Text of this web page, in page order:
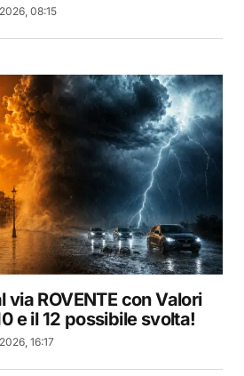
08:15
ROVENTE con Valori
e il 12 possibile svolta!
16:17